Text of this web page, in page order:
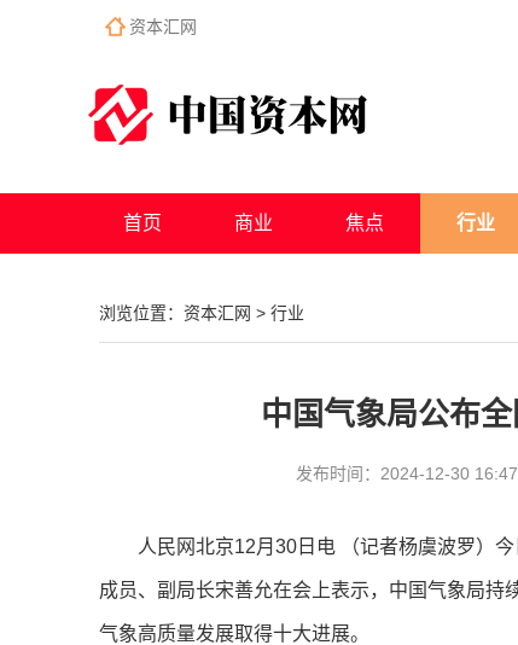
资本汇网
首页 商业 焦点 行业
浏览位置： 资本汇网 > 行业
中国气象局公布
发布时间：2024-12-30
人民网北京12月30日电 （记者杨虞波罗）
成员、副局长宋善允在会上表示，中国气象局持
气象高质量发展取得十大进展。